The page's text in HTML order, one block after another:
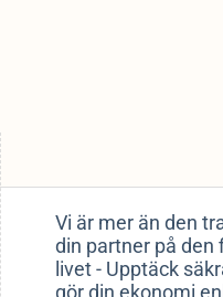
Vi är mer än den
din partner på den
livet - Upptäck
gör din ekonomi